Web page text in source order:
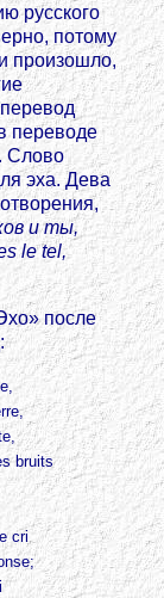
русского
потому
произошло,
переводе
Слово
эха. Дева
и ты,
le tel,
после
bruits
cri